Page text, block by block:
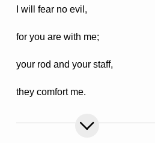
I will fear no evil,
for you are with me;
your rod and your staff,
they comfort me.